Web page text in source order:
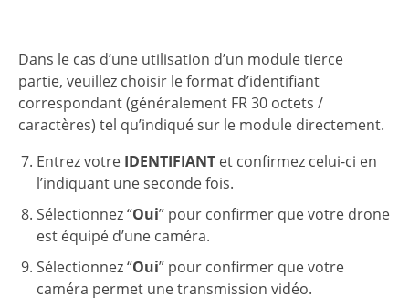
Dans le cas d’une utilisation d’un module tierce
partie, veuillez choisir le format d’identifiant
correspondant (généralement FR 30 octets /
caractères) tel qu’indiqué sur le module directement.
Entrez votre IDENTIFIANT et confirmez celui-ci en
l’indiquant une seconde fois.
Sélectionnez “Oui” pour confirmer que votre drone
est équipé d’une caméra.
Sélectionnez “Oui” pour confirmer que votre
caméra permet une transmission vidéo.